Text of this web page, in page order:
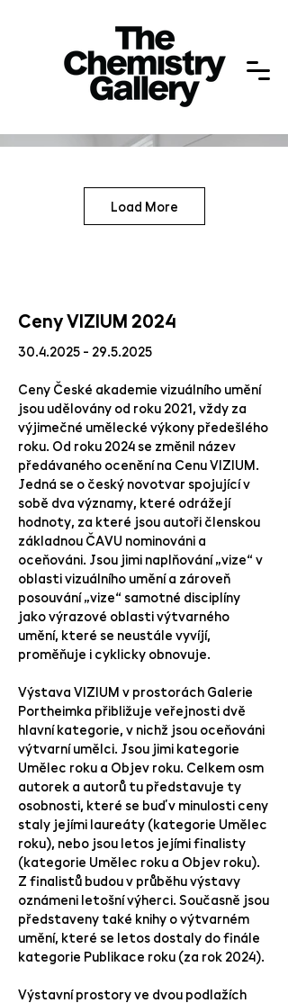
Load More
Ceny VIZIUM 2024
30.4.2025 - 29.5.2025
Ceny České akademie vizuálního umění
jsou udělovány od roku 2021, vždy za
výjimečné umělecké výkony předešlého
roku. Od roku 2024 se změnil název
předávaného ocenění na Cenu VIZIUM.
Jedná se o český novotvar spojující v
sobě dva významy, které odrážejí
hodnoty, za které jsou autoři členskou
základnou ČAVU nominováni a
oceňováni. Jsou jimi naplňování „vize“ v
oblasti vizuálního umění a zároveň
posouvání „vize“ samotné disciplíny
jako výrazové oblasti výtvarného
umění, které se neustále vyvíjí,
proměňuje i cyklicky obnovuje.
Výstava VIZIUM v prostorách Galerie
Portheimka přibližuje veřejnosti dvě
hlavní kategorie, v nichž jsou oceňováni
výtvarní umělci. Jsou jimi kategorie
Umělec roku a Objev roku. Celkem osm
autorek a autorů tu představuje ty
osobnosti, které se buď v minulosti ceny
staly jejími laureáty (kategorie Umělec
roku), nebo jsou letos jejími finalisty
(kategorie Umělec roku a Objev roku).
Z finalistů budou v průběhu výstavy
oznámeni letošní výherci. Současně jsou
představeny také knihy o výtvarném
umění, které se letos dostaly do finále
kategorie Publikace roku (za rok 2024).
Výstavní prostory ve dvou podlažích